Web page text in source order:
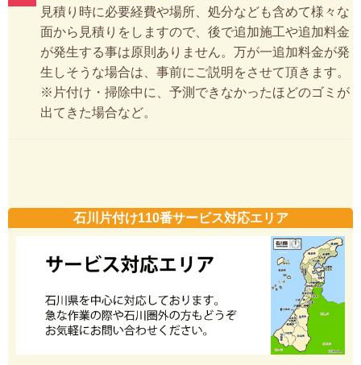
見積り時に必要経費や場所、処分なども含めて様々な
面から見積りをしますので、後で追加施工や追加料金
が発生する事は原則ありません。万が一追加料金が発
生しそうな場合は、事前にご説明をさせて頂きます。
※片付け・掃除中に、予測できなかったほどのゴミが
出てきた場合など。
石川片付け110番サービス対応エリア